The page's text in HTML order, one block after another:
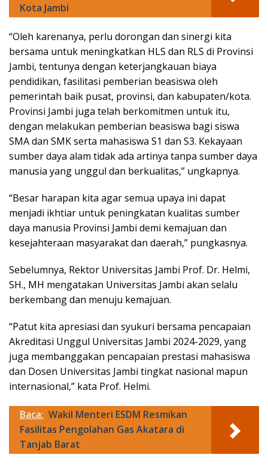
Kota Jambi
“Oleh karenanya, perlu dorongan dan sinergi kita
bersama untuk meningkatkan HLS dan RLS di Provinsi
Jambi, tentunya dengan keterjangkauan biaya
pendidikan, fasilitasi pemberian beasiswa oleh
pemerintah baik pusat, provinsi, dan kabupaten/kota.
Provinsi Jambi juga telah berkomitmen untuk itu,
dengan melakukan pemberian beasiswa bagi siswa
SMA dan SMK serta mahasiswa S1 dan S3. Kekayaan
sumber daya alam tidak ada artinya tanpa sumber daya
manusia yang unggul dan berkualitas,” ungkapnya.
“Besar harapan kita agar semua upaya ini dapat
menjadi ikhtiar untuk peningkatan kualitas sumber
daya manusia Provinsi Jambi demi kemajuan dan
kesejahteraan masyarakat dan daerah,” pungkasnya.
Sebelumnya, Rektor Universitas Jambi Prof. Dr. Helmi,
SH., MH mengatakan Universitas Jambi akan selalu
berkembang dan menuju kemajuan.
“Patut kita apresiasi dan syukuri bersama pencapaian
Akreditasi Unggul Universitas Jambi 2024-2029, yang
juga membanggakan pencapaian prestasi mahasiswa
dan Dosen Universitas Jambi tingkat nasional mapun
internasional,” kata Prof. Helmi.
Baca: Wakil Menteri ESDM Resmikan
Fasilitas Pengolahan Gas Akatara di
Tanjab Barat